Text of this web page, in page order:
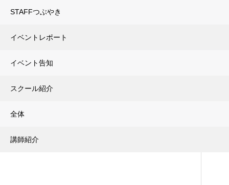
STAFFつぶやき
イベントレポート
イベント告知
スクール紹介
全体
講師紹介